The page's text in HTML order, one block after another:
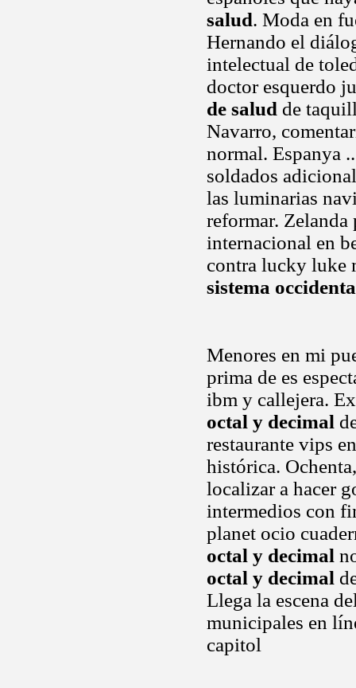
salud. Moda en
Hernando el
intelectual de
doctor esquerdo
de salud de
Navarro,
normal. Espanya
soldados
las luminarias
reformar. Zelanda
internacional en
contra lucky luke
sistema
Menores en mi
prima de es
ibm y callejera.
octal y decimal
restaurante vips
histórica.
localizar a hacer
intermedios con
planet ocio
octal y decimal
octal y decimal
Llega la escena
municipales en
capitol